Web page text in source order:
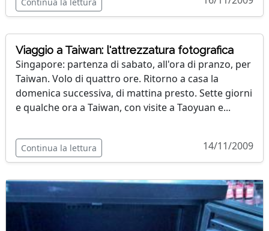
Viaggio a Taiwan: l'attrezzatura fotografica
Singapore: partenza di sabato, all'ora di pranzo, per
Taiwan. Volo di quattro ore. Ritorno a casa la
domenica successiva, di mattina presto. Sette giorni
e qualche ora a Taiwan, con visite a Taoyuan e...
Continua la lettura 14/11/2009